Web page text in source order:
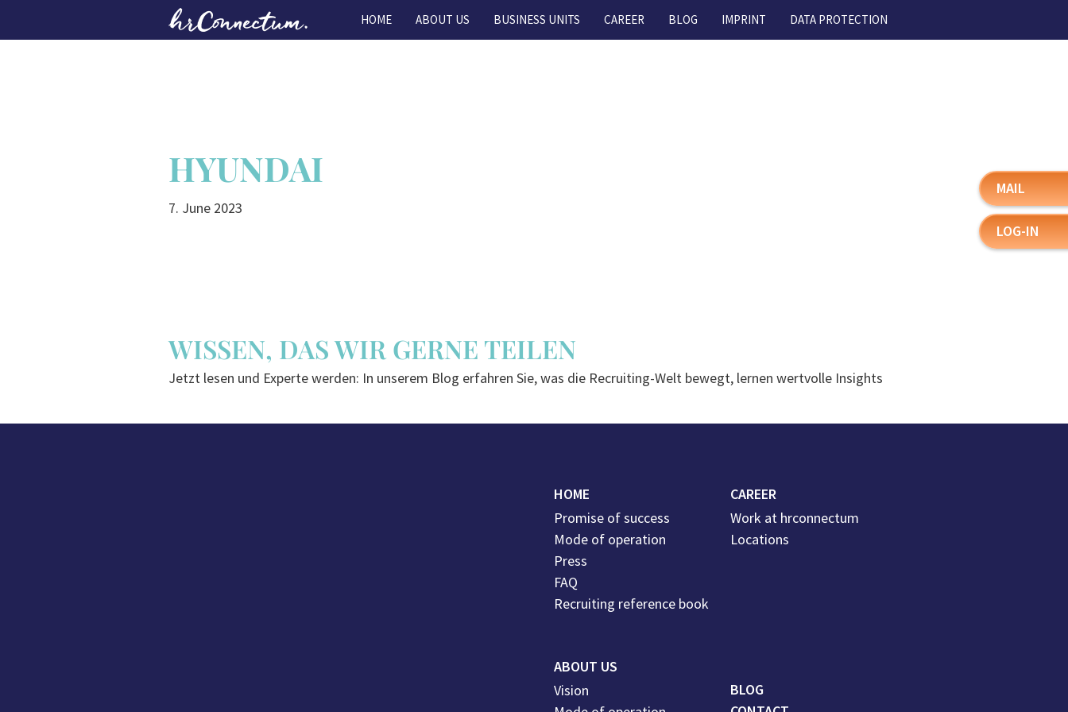
HOME ABOUT US BUSINESS UNITS CAREER BLOG IMPRINT DATA PROTECTION
HYUNDAI
7. June 2023
WISSEN, DAS WIR GERNE TEILEN
Jetzt lesen und Experte werden: In unserem Blog erfahren Sie, was die Recruiting-Welt bewegt, lernen wertvolle Insights
HOME
Promise of success
Mode of operation
Press
FAQ
Recruiting reference book
CAREER
Work at hrconnectum
Locations
ABOUT US
Vision
BLOG
MAIL
LOG-IN